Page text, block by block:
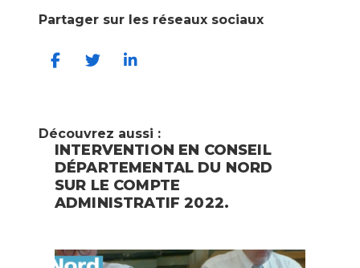
Partager sur les réseaux sociaux
Découvrez aussi :
INTERVENTION EN CONSEIL
DÉPARTEMENTAL DU NORD
SUR LE COMPTE
ADMINISTRATIF 2022.